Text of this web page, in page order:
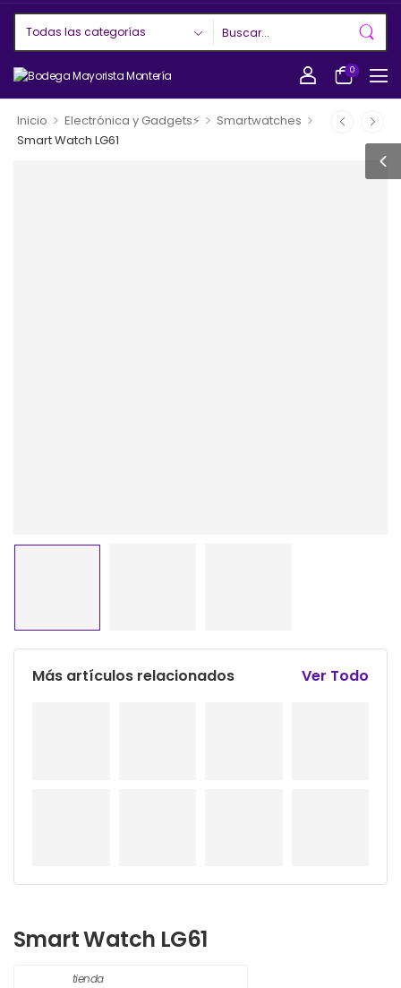
0
Inicio > Electrónica y Gadgets⚡ > Smartwatches >
Smart Watch LG61
Más artículos relacionados Ver Todo
Smart Watch LG61
tienda